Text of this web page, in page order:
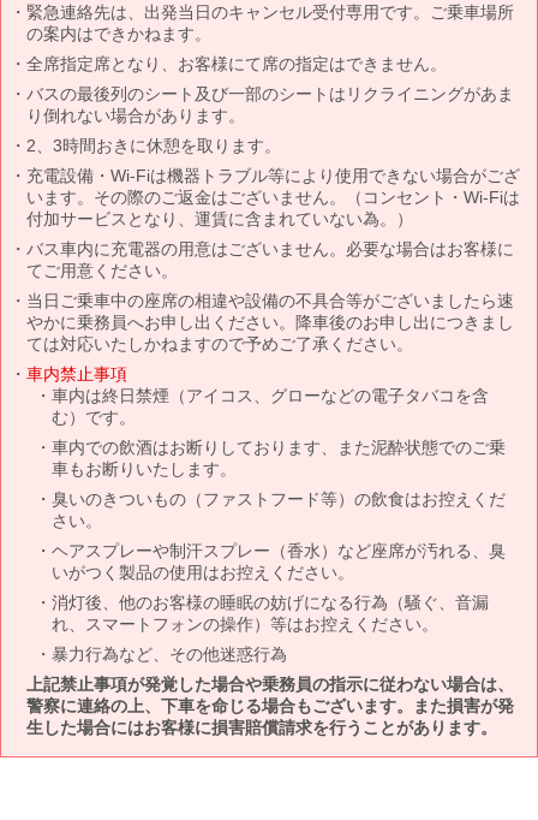
緊急連絡先は、出発当日のキャンセル受付専用です。ご乗車場所
の案内はできかねます。
全席指定席となり、お客様にて席の指定はできません。
バスの最後列のシート及び一部のシートはリクライニングがあま
り倒れない場合があります。
2、3時間おきに休憩を取ります。
充電設備・Wi-Fiは機器トラブル等により使用できない場合がござ
います。その際のご返金はございません。（コンセント・Wi-Fiは
付加サービスとなり、運賃に含まれていない為。）
バス車内に充電器の用意はございません。必要な場合はお客様に
てご用意ください。
当日ご乗車中の座席の相違や設備の不具合等がございましたら速
やかに乗務員へお申し出ください。降車後のお申し出につきまし
ては対応いたしかねますので予めご了承ください。
車内禁止事項
車内は終日禁煙（アイコス、グローなどの電子タバコを含
む）です。
車内での飲酒はお断りしております、また泥酔状態でのご乗
車もお断りいたします。
臭いのきついもの（ファストフード等）の飲食はお控えくだ
さい。
ヘアスプレーや制汗スプレー（香水）など座席が汚れる、臭
いがつく製品の使用はお控えください。
消灯後、他のお客様の睡眠の妨げになる行為（騒ぐ、音漏
れ、スマートフォンの操作）等はお控えください。
暴力行為など、その他迷惑行為
上記禁止事項が発覚した場合や乗務員の指示に従わない場合は、
警察に連絡の上、下車を命じる場合もございます。また損害が発
生した場合にはお客様に損害賠償請求を行うことがあります。